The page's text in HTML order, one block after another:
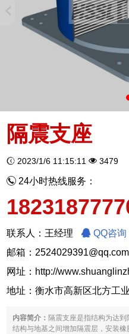
隔震支座
2023/1/6 11:15:11 3479
24小时热线服务：
联系人：王经理
QQ咨询
邮箱：2524029391@qq.com
网址： http://
地址：衡水市高新区北方工
内容简介：隔震支座是指结构为达
结构与地基之间增加隔震层，安装